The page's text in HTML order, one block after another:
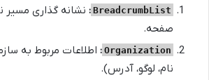
BreadcrumbList
:
صفحه.
Organization
: اطلاعات مربوط به
نام، لوگو، آدرس).